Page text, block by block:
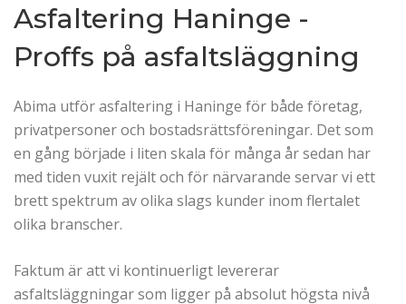
Asfaltering Haninge -
Proffs på asfaltsläggning
Abima utför asfaltering i Haninge för både företag,
privatpersoner och bostadsrättsföreningar. Det som
en gång började i liten skala för många år sedan har
med tiden vuxit rejält och för närvarande servar vi ett
brett spektrum av olika slags kunder inom flertalet
olika branscher.
Faktum är att vi kontinuerligt levererar
asfaltsläggningar som ligger på absolut högsta nivå